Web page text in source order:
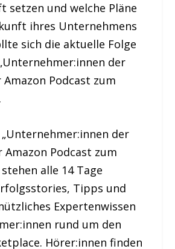
setzen und welche Pläne
ihres Unternehmens
sich die aktuelle Folge
der
Podcast zum
der
Podcast zum
alle 14 Tage
Tipps und
Expertenwissen
rund um den
Hörer:innen finden